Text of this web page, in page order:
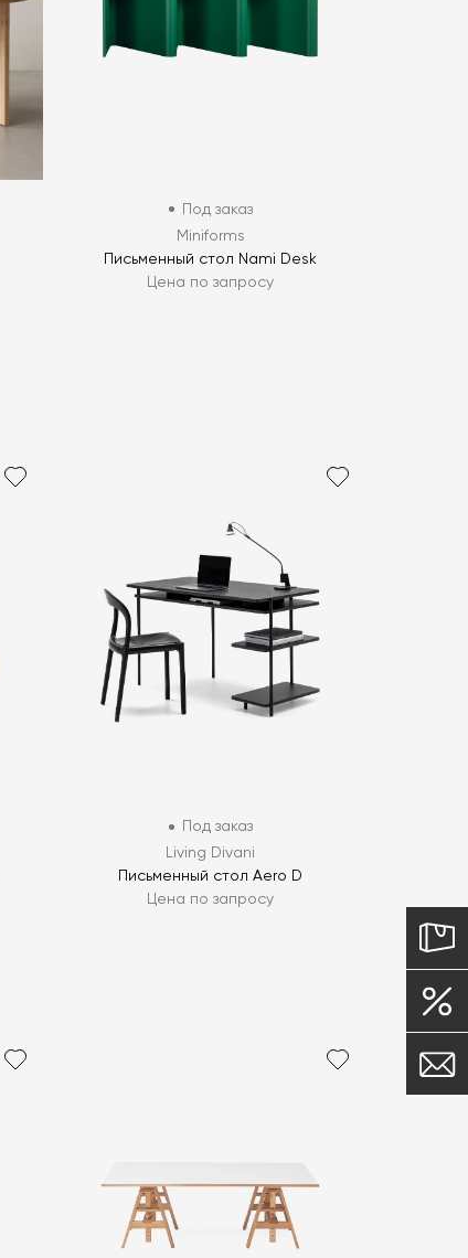
Под заказ
Miniforms
Письменный стол Nami Desk
Цена по запросу
Под заказ
Living Divani
Письменный стол Aero D
Цена по запросу